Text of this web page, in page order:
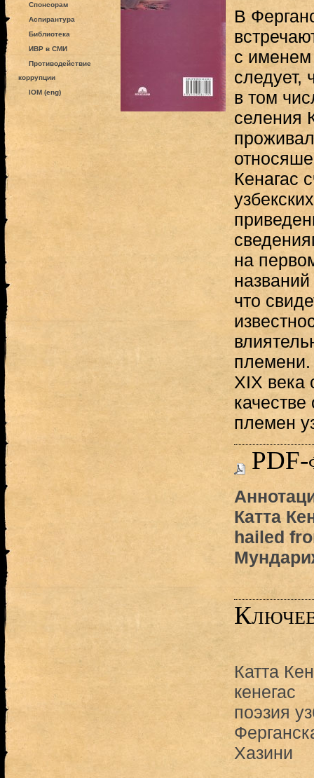
Спонсорам
Аспирантура
Библиотека
ИВР в СМИ
Противодействие
коррупции
IOM (eng)
В
с именем
следует,
в том
селения
Кенагас
на
что
XIX века
племен
PDF-
Катта
hailed
Катта
кенегас
поэзия
Хазини